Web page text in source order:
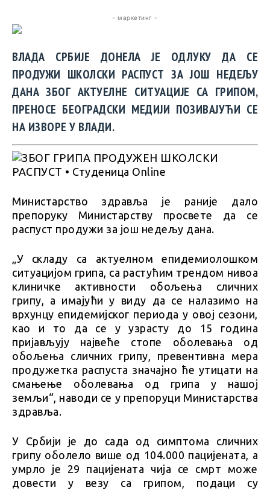
- маркетинг -
ВЛАДА СРБИЈЕ ДОНЕЛА ЈЕ ОДЛУКУ ДА СЕ
ПРОДУЖИ ШКОЛСКИ РАСПУСТ ЗА ЈОШ НЕДЕЉУ
ДАНА ЗБОГ АКТУЕЛНЕ СИТУАЦИЈЕ СА ГРИПОМ,
ПРЕНОСЕ БЕОГРАДСКИ МЕДИЈИ ПОЗИВАЈУЋИ СЕ
НА ИЗВОРЕ У ВЛАДИ.
Министарство здравља је раније дало
препоруку Министарству просвете да се
распуст продужи за још недељу дана.
„У складу са актуелном епидемиолошком
ситуацијом грипа, са растућим трендом нивоа
клиничке активности обољења сличних
грипу, а имајући у виду да се налазимо на
врхунцу епидемијског периода у овој сезони,
као и то да се у узрасту до 15 година
пријављују највеће стопе оболевања од
обољења сличних грипу, превентивна мера
продужетка распуста значајно ће утицати на
смањење оболевања од грипа у нашој
земљи“, наводи се у препоруци Министарства
здравља.
У Србији је до сада од симптома сличних
грипу оболело више од 104.000 пацијената, а
умрло је 29 пацијената чија се смрт може
довести у везу са грипом, подаци су